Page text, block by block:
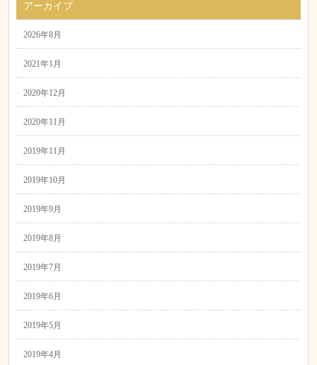
アーカイブ
2026年8月
2021年1月
2020年12月
2020年11月
2019年11月
2019年10月
2019年9月
2019年8月
2019年7月
2019年6月
2019年5月
2019年4月